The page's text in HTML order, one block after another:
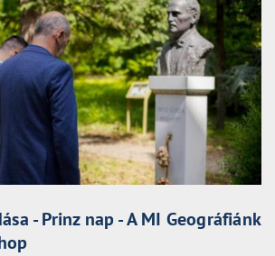
- Prinz nap - A MI Geográfiánk